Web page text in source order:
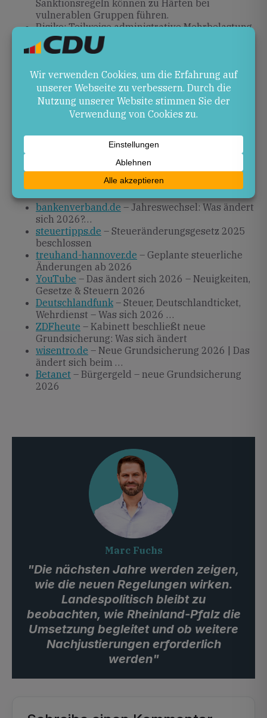
Sanktionsregeln können zu Härten bei
vulnerablen Gruppen führen.
Risiko: Teilweise administrative Mehrbelastung
bei der Umstellung auf neue Regelungen.
Ausblick
Die nächsten Jahre werden zeigen, wie die neuen
Regelungen wirken. Landespolitisch bleibt zu
beobachten, wie Rheinland-Pfalz die Umsetzung
begleitet und ob weitere Nachjustierungen
Quellen
bankenverband.de – Jahreswechsel: Was ändert
sich 2026?…
steuertipps.de – Steueränderungsgesetz 2025
beschlossen
treuhand-hannover.de – Geplante steuerliche
Änderungen ab 2026
YouTube – Das ändert sich 2026 – Neuigkeiten,
Gesetze & Steuern 2026
Deutschlandfunk– Steuer, Deutschlandticket,
Wehrdienst – Was sich 2026 …
ZDFheute – Kabinett beschließt neue
Grundsicherung: Was sich ändert
wisentro.de – Neue Grundsicherung 2026 | Das
ändert sich beim …
Betanet – Bürgergeld – neue Grundsicherung
2026
Marc Fuchs
"Die nächsten Jahre werden zeigen,
wie die neuen Regelungen wirken.
Landespolitisch bleibt zu
beobachten, wie Rheinland-Pfalz die
Umsetzung begleitet und ob weitere
Nachjustierungen erforderlich
werden"